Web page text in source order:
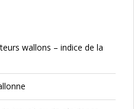
wallons – indice de la